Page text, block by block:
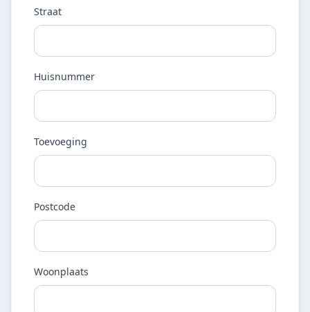
Straat
Huisnummer
Toevoeging
Postcode
Woonplaats